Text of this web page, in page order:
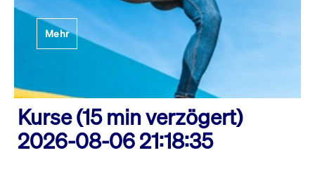
Mehr
Kurse (15 min verzögert)
2026-08-06 21:18:35